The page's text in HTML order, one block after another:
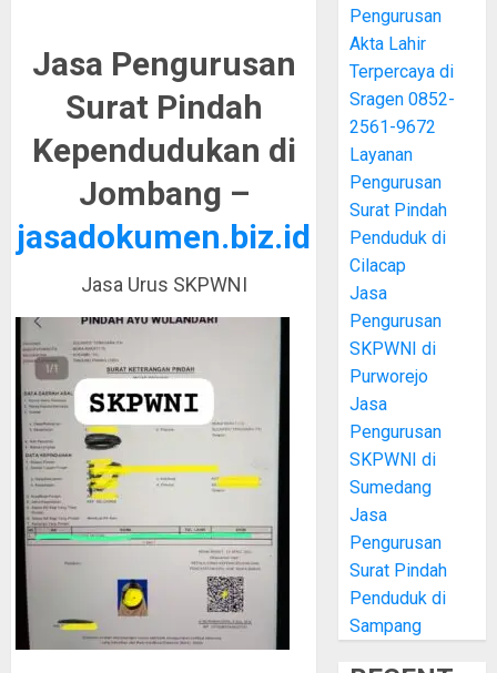
Jasa Pengurusan
Surat Pindah
Kependudukan di
Jombang –
jasadokumen.biz.id
Jasa Urus SKPWNI
Pengurusan
Akta Lahir
Terpercaya di
Sragen 0852-
2561-9672
Layanan
Pengurusan
Surat Pindah
Penduduk di
Cilacap
Jasa
Pengurusan
SKPWNI di
Purworejo
Jasa
Pengurusan
SKPWNI di
Sumedang
Jasa
Pengurusan
Surat Pindah
Penduduk di
Sampang